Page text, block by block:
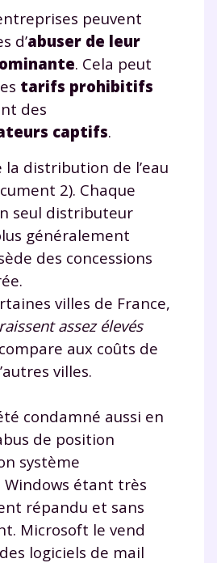
peuvent
d’abuser de leur
. Cela peut
tarifs prohibitifs
des
captifs.
la distribution de l’eau
2). Chaque
seul distributeur
généralement
des concessions
villes de France,
assez élevés
aux coûts de
villes.
condamné aussi en
de position
système
Windows étant très
répandu et sans
Microsoft le vend
logiciels de mail